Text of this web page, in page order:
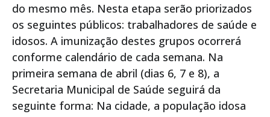
do mesmo mês. Nesta etapa serão priorizados
os seguintes públicos: trabalhadores de saúde e
idosos. A imunização destes grupos ocorrerá
conforme calendário de cada semana. Na
primeira semana de abril (dias 6, 7 e 8), a
Secretaria Municipal de Saúde seguirá da
seguinte forma: Na cidade, a população idosa